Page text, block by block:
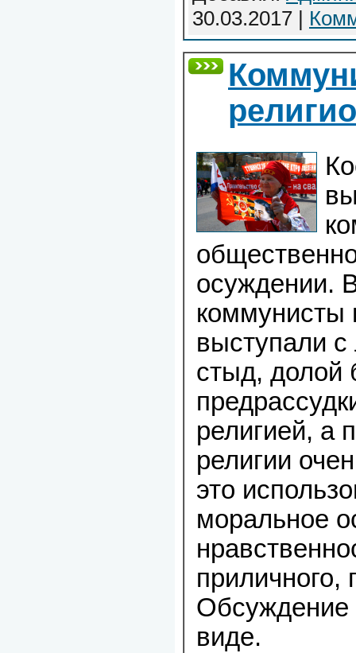
30.03.2017 |
осуждении.
коммунисты
выступали с
стыд, долой
религией, а
религии
это
моральное
приличного,
Обсуждение
виде.